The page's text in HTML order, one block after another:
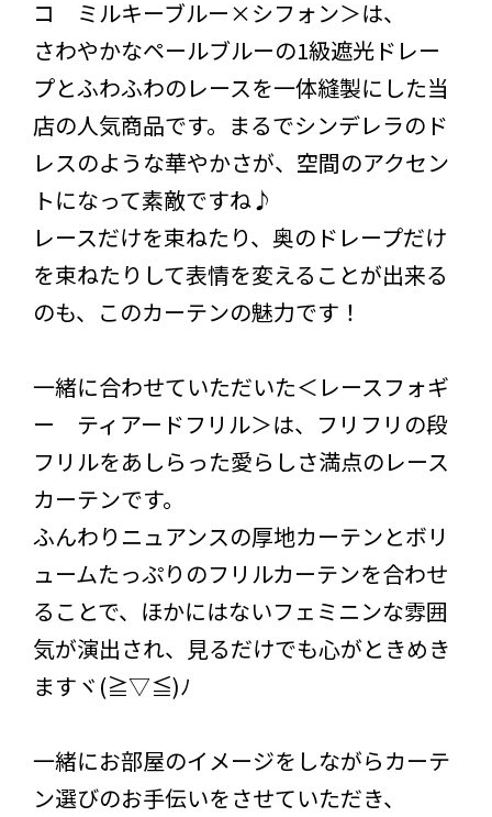
コ ミルキーブルー×シフォン＞は、
さわやかなペールブルーの1級遮光ドレー
プとふわふわのレースを一体縫製にした当
店の人気商品です。まるでシンデレラのド
レスのような華やかさが、空間のアクセン
トになって素敵ですね♪
レースだけを束ねたり、奥のドレープだけ
を束ねたりして表情を変えることが出来る
のも、このカーテンの魅力です！
一緒に合わせていただいた＜レースフォギ
ー ティアードフリル＞は、フリフリの段
フリルをあしらった愛らしさ満点のレース
カーテンです。
ふんわりニュアンスの厚地カーテンとボリ
ュームたっぷりのフリルカーテンを合わせ
ることで、ほかにはないフェミニンな雰囲
気が演出され、見るだけでも心がときめき
ますヾ(≧▽≦)ﾉ
一緒にお部屋のイメージをしながらカーテ
ン選びのお手伝いをさせていただき、